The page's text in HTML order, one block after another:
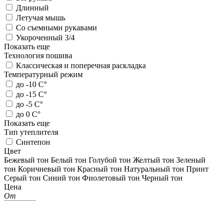
Длинный
Летучая мышь
Со съемными рукавами
Укороченный 3/4
Показать еще
Технология пошива
Классическая и поперечная раскладка
Температурный режим
до -10 С°
до -15 С°
до -5 С°
до 0 С°
Показать еще
Тип утеплителя
Синтепон
Цвет
Бежевый тон Белый тон Голубой тон Желтый тон Зеленый
тон Коричневый тон Красный тон Натуральный тон Принт
Серый тон Синий тон Фиолетовый тон Черный тон
Цена
От